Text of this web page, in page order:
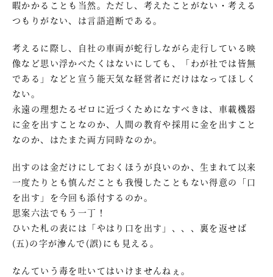
暇かかることも当然。ただし、考えたことがない・考える
つもりがない、は言語道断である。
考えるに際し、自社の車両が蛇行しながら走行している映
像など思い浮かべたくはないにしても、「わが社では皆無
である」などと宣う能天気な経営者にだけはなってほしく
ない。
永遠の理想たるゼロに近づくためになすべきは、車載機器
に金を出すことなのか、人間の教育や採用に金を出すこと
なのか、はたまた両方同時なのか。
出すのは金だけにしておくほうが良いのか、生まれて以来
一度たりとも慎んだことも我慢したこともない得意の「口
を出す」を今回も添付するのか。
思案六法でもう一丁！
ひいた札の表には「やはり口を出す」、、、裏を返せば
(五)の字が滲んで(誤)にも見える。
なんていう毒を吐いてはいけませんねぇ。